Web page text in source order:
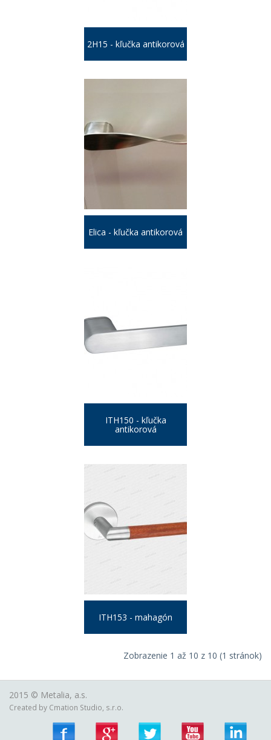
2H15 - kľučka antikorová
Elica - kľučka antikorová
ITH150 - kľučka
antikorová
ITH153 - mahagón
Zobrazenie 1 až 10 z 10 (1 stránok)
2015 © Metalia, a.s.
Created by Cmation Studio, s.r.o.